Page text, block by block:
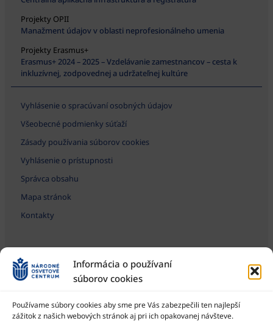
Informácia o používaní
súborov cookies
Používame súbory cookies aby sme pre Vás zabezpečili ten najlepší
zážitok z našich webových stránok aj pri ich opakovanej návšteve.
Projekty OPII
Manažment údajov v oblasti neprofesionálneho umenia
Projekty Erasmus+
Erasmus+ 2024 – 2025 – Vzdelávanie zamestnancov – cesta k
inkluzívnej, zodpovednej a udržateľnej kultúre
Vyhlásenie o spracúvaní osobných údajov
Všeobecné podmienky súťaží
Zásady používania súborov cookies
Vyhlásenie o prístupnosti
Správca obsahu
Mapa stránok
Kontakty